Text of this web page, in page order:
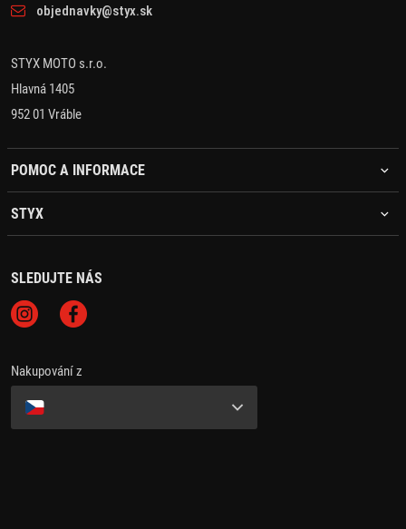
objednavky@styx.sk
STYX MOTO s.r.o.
Hlavná 1405
952 01 Vráble
POMOC A INFORMACE
STYX
SLEDUJTE NÁS
Nakupování z